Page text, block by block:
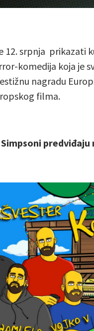
12. srpnja prikazati
komedija koja je
nagradu
filma.